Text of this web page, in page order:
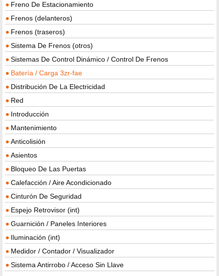
Freno De Estacionamiento
Frenos (delanteros)
Frenos (traseros)
Sistema De Frenos (otros)
Sistemas De Control Dinámico / Control De Frenos
Batería / Carga 3zr-fae
Distribución De La Electricidad
Red
Introducción
Mantenimiento
Anticolisión
Asientos
Bloqueo De Las Puertas
Calefacción / Aire Acondicionado
Cinturón De Seguridad
Espejo Retrovisor (int)
Guarnición / Paneles Interiores
Iluminación (int)
Medidor / Contador / Visualizador
Sistema Antirrobo / Acceso Sin Llave